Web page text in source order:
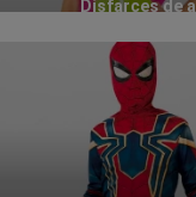
Disfarces de